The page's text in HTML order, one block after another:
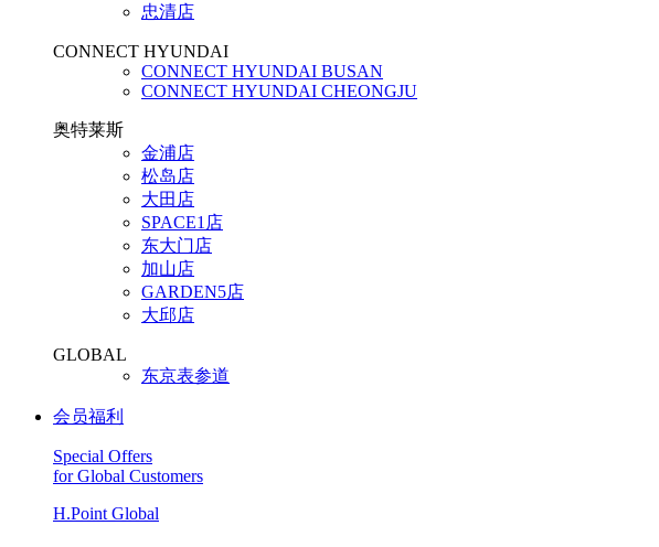
忠清店
CONNECT HYUNDAI
CONNECT HYUNDAI BUSAN
CONNECT HYUNDAI CHEONGJU
奥特莱斯
金浦店
松岛店
大田店
SPACE1店
东大门店
加山店
GARDEN5店
大邱店
GLOBAL
东京表参道
会员福利
Special Offers
for Global Customers
H.Point Global